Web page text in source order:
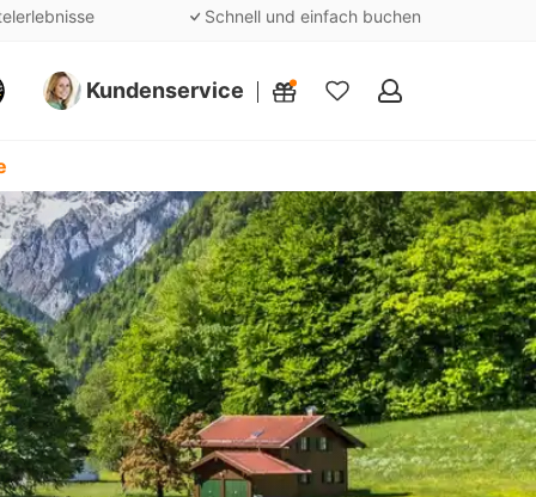
Schnell und einfach buchen
Kundenservice
Meine